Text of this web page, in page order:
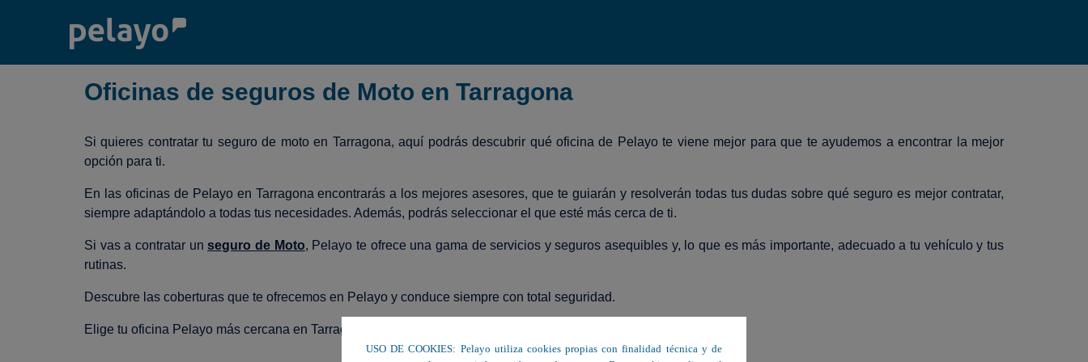
Oficinas de seguros de Moto en Tarragona
Si quieres contratar tu seguro de moto en Tarragona, aquí podrás descubrir qué oficina de Pelayo te viene mejor para que te ayudemos a encontrar la mejor
opción para ti.
En las oficinas de Pelayo en Tarragona encontrarás a los mejores asesores, que te guiarán y resolverán todas tus dudas sobre qué seguro es mejor contratar,
siempre adaptándolo a todas tus necesidades. Además, podrás seleccionar el que esté más cerca de ti.
Si vas a contratar unseguro de Moto, Pelayo te ofrece una gama de servicios y seguros asequibles y, lo que es más importante, adecuado a tu vehículo y tus
rutinas.
Descubre las coberturas que te ofrecemos en Pelayo y conduce siempre con total seguridad.
Elige tu oficina Pelayo más cercana en Tarragona y contrata el seguro de coche perfecto para ti.
USO DE COOKIES: Pelayo utiliza cookies propias con finalidad técnica y de